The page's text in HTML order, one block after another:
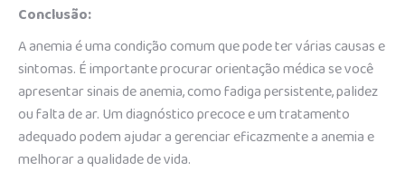
Conclusão:
A anemia é uma condição comum que pode ter várias causas e
sintomas. É importante procurar orientação médica se você
apresentar sinais de anemia, como fadiga persistente, palidez
ou falta de ar. Um diagnóstico precoce e um tratamento
adequado podem ajudar a gerenciar eficazmente a anemia e
melhorar a qualidade de vida.